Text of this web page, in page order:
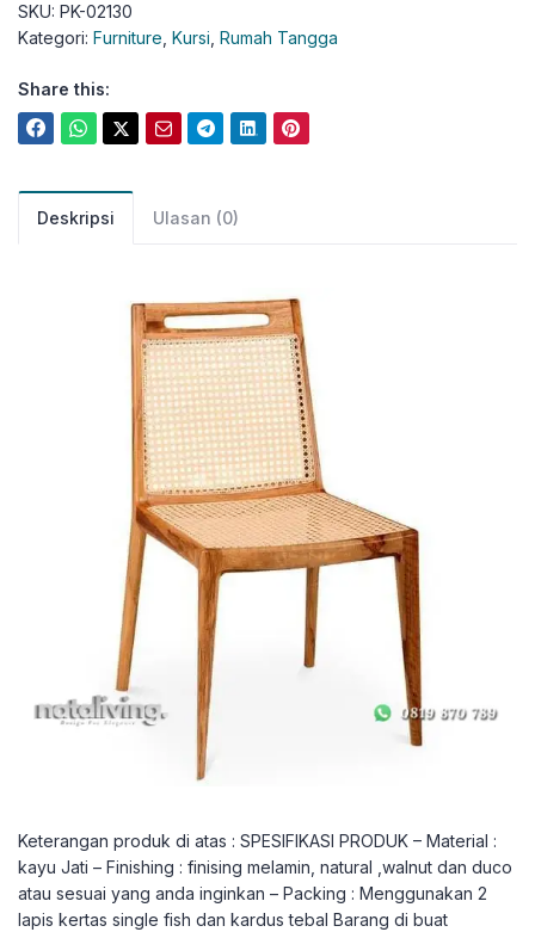
SKU: PK-02130
Kategori: Furniture Kursi Rumah Tangga
Share this:
Deskripsi Ulasan (0)
Keterangan produk di atas : SPESIFIKASI PRODUK – Material :
kayu Jati – Finishing : finising melamin, natural ,walnut dan duco
atau sesuai yang anda inginkan – Packing : Menggunakan 2
lapis kertas single fish dan kardus tebal Barang di buat